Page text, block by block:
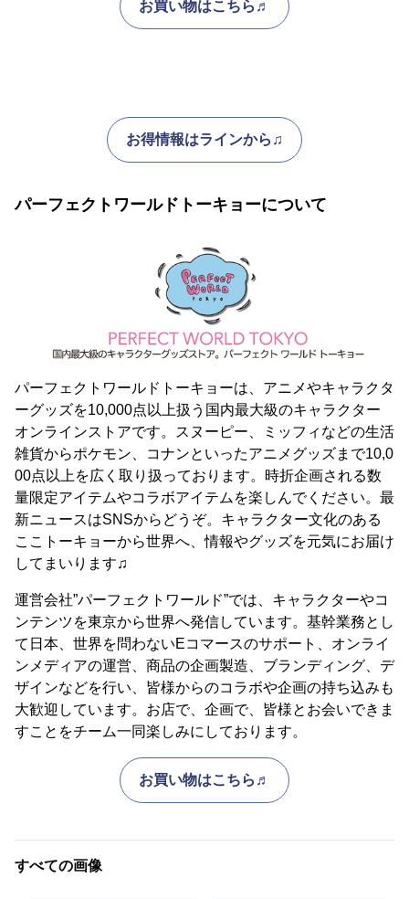
お買い物はこちら♬
お得情報はラインから♫
パーフェクトワールドトーキョーについて
パーフェクトワールドトーキョーは、アニメやキャラクタ
ーグッズを10,000点以上扱う国内最大級のキャラクター
オンラインストアです。スヌーピー、ミッフィなどの生活
雑貨からポケモン、コナンといったアニメグッズまで10,0
00点以上を広く取り扱っております。時折企画される数
量限定アイテムやコラボアイテムを楽しんでください。最
新ニュースはSNSからどうぞ。キャラクター文化のある
ここトーキョーから世界へ、情報やグッズを元気にお届け
してまいります♫
運営会社”パーフェクトワールド”では、キャラクターやコ
ンテンツを東京から世界へ発信しています。基幹業務とし
て日本、世界を問わないEコマースのサポート、オンライ
ンメディアの運営、商品の企画製造、ブランディング、デ
ザインなどを行い、皆様からのコラボや企画の持ち込みも
大歓迎しています。お店で、企画で、皆様とお会いできま
すことをチーム一同楽しみにしております。
お買い物はこちら♬
すべての画像